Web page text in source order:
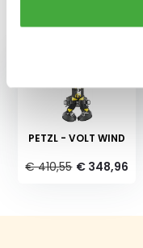
Kürzlich gesehen
PETZL - VOLT WIND
€ 410,55 € 348,96